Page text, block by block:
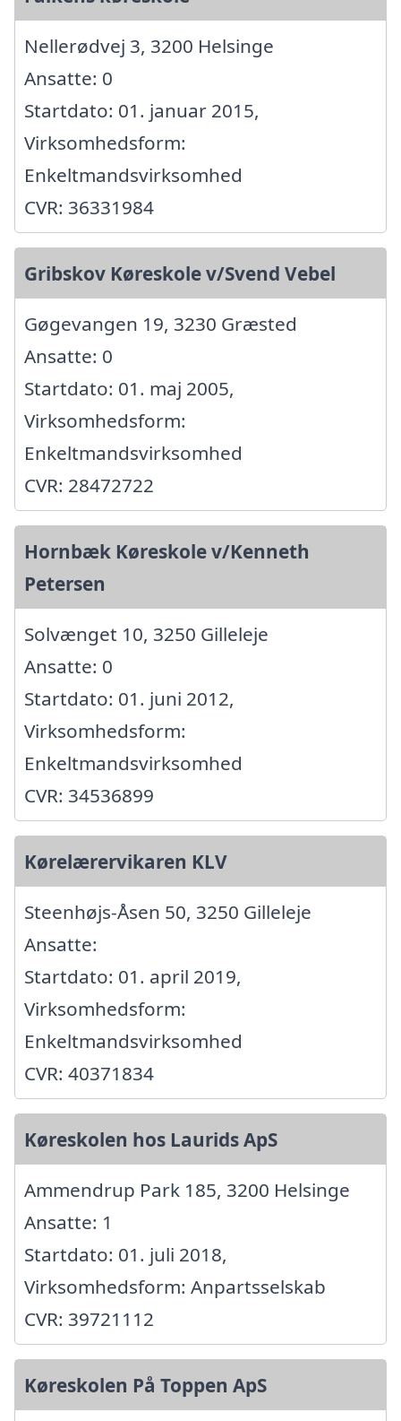
Nellerødvej 3, 3200 Helsinge
Ansatte: 0
Startdato: 01. januar 2015,
Virksomhedsform:
Enkeltmandsvirksomhed
CVR: 36331984
Gribskov Køreskole v/Svend Vebel
Gøgevangen 19, 3230 Græsted
Ansatte: 0
Startdato: 01. maj 2005,
Virksomhedsform:
Enkeltmandsvirksomhed
CVR: 28472722
Hornbæk Køreskole v/Kenneth
Petersen
Solvænget 10, 3250 Gilleleje
Ansatte: 0
Startdato: 01. juni 2012,
Virksomhedsform:
Enkeltmandsvirksomhed
CVR: 34536899
Kørelærervikaren KLV
Steenhøjs-Åsen 50, 3250 Gilleleje
Ansatte:
Startdato: 01. april 2019,
Virksomhedsform:
Enkeltmandsvirksomhed
CVR: 40371834
Køreskolen hos Laurids ApS
Ammendrup Park 185, 3200 Helsinge
Ansatte: 1
Startdato: 01. juli 2018,
Virksomhedsform: Anpartsselskab
CVR: 39721112
Køreskolen På Toppen ApS